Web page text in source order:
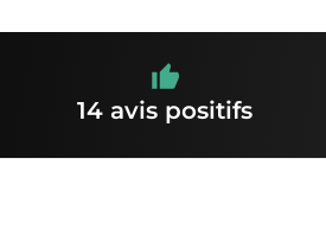
14 avis positifs